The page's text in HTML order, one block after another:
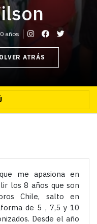
años
ATRÁS
me apasiona en
los 8 años que son
Chile, salto en
de 5 , 7,5 y 10
Desde el año